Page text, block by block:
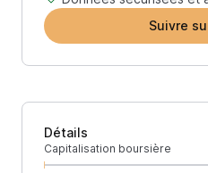
Suivre
Détails
Capitalisation boursière